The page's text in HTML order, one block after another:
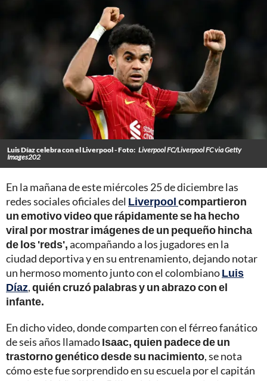
Luis Díaz celebra con el Liverpool - Foto: Liverpool FC/Liverpool FC via Getty
Images202
En la mañana de este miércoles 25 de diciembre las
redes sociales oficiales del Liverpoolcompartieron
un emotivo video que rápidamente se ha hecho
viral por mostrar imágenes de un pequeño hincha
de los 'reds',acompañando a los jugadores en la
ciudad deportiva y en su entrenamiento, dejando notar
un hermoso momento junto con el colombianoLuis
Díaz,quién cruzó palabras y un abrazo con el
infante.
En dicho video, donde comparten con el férreo fanático
de seis años llamadoIsaac, quien padece de un
trastorno genético desde su nacimiento, se nota
cómo este fue sorprendido en su escuela por el capitán